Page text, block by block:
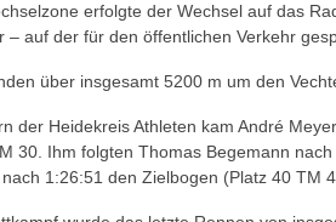
erfolgte der Wechsel auf das
– auf der für den öffentlichen Verkehr
über insgesamt 5200 m um den
der Heidekreis Athleten kam André
30. Ihm folgten Thomas Begemann
1:26:51 den Zielbogen (Platz 40 TM